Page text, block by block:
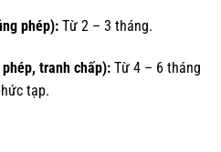
phép):Từ 2 – 3 tháng.
tranh chấp):Từ 4 – 6 tháng
tạp.